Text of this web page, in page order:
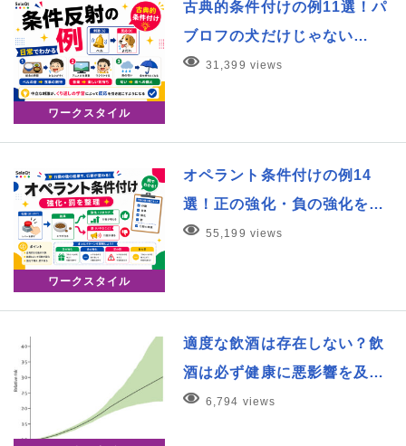
ワークスタイル
古典的条件付けの例11選！パ
ブロフの犬だけじゃない…
31,399 views
ワークスタイル
オペラント条件付けの例14
選！正の強化・負の強化を…
55,199 views
適度な飲酒は存在しない？飲
酒は必ず健康に悪影響を及…
6,794 views